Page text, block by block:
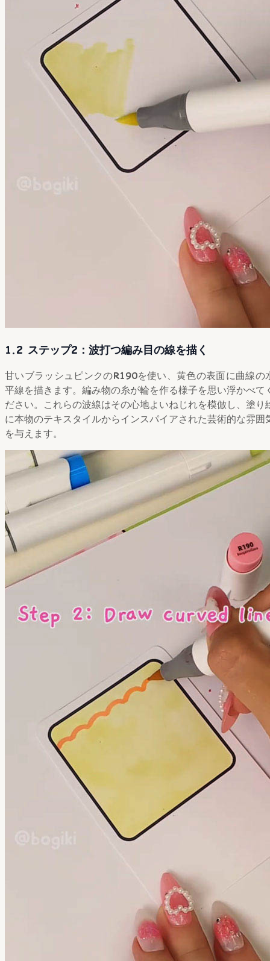
1.2 ステップ2：波打つ編み目の線を描く
甘いブラッシュピンクのR190を使い、黄色の表面に曲線の
平線を描きます。編み物の糸が輪を作る様子を思い浮かべて
ださい。これらの波線はその心地よいねじれを模倣し、塗り
に本物のテキスタイルからインスパイアされた芸術的な雰囲
を与えます。